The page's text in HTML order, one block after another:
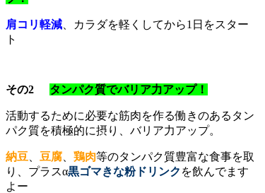
肩コリ軽減 、カラダを軽くしてから1日をスター
ト
その2 タンパク質でバリア力アップ！
活動するために必要な筋肉を作る働きのあるタン
パク質を積極的に摂り、バリア力アップ。
納豆 豆腐 鶏肉等のタンパク質豊富な食事を取
り、プラスα黒ゴマきな粉ドリンク を飲んでます
よー